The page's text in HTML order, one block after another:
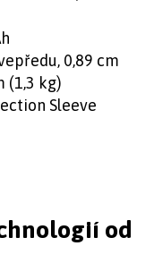
0,89 cm
(1,3 kg)
Sleeve
od